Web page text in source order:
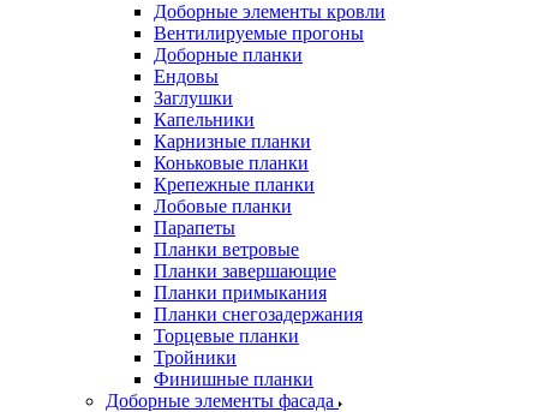
Доборные элементы кровли
Вентилируемые прогоны
Доборные планки
Ендовы
Заглушки
Капельники
Карнизные планки
Коньковые планки
Крепежные планки
Лобовые планки
Парапеты
Планки ветровые
Планки завершающие
Планки примыкания
Планки снегозадержания
Торцевые планки
Тройники
Финишные планки
Доборные элементы фасада